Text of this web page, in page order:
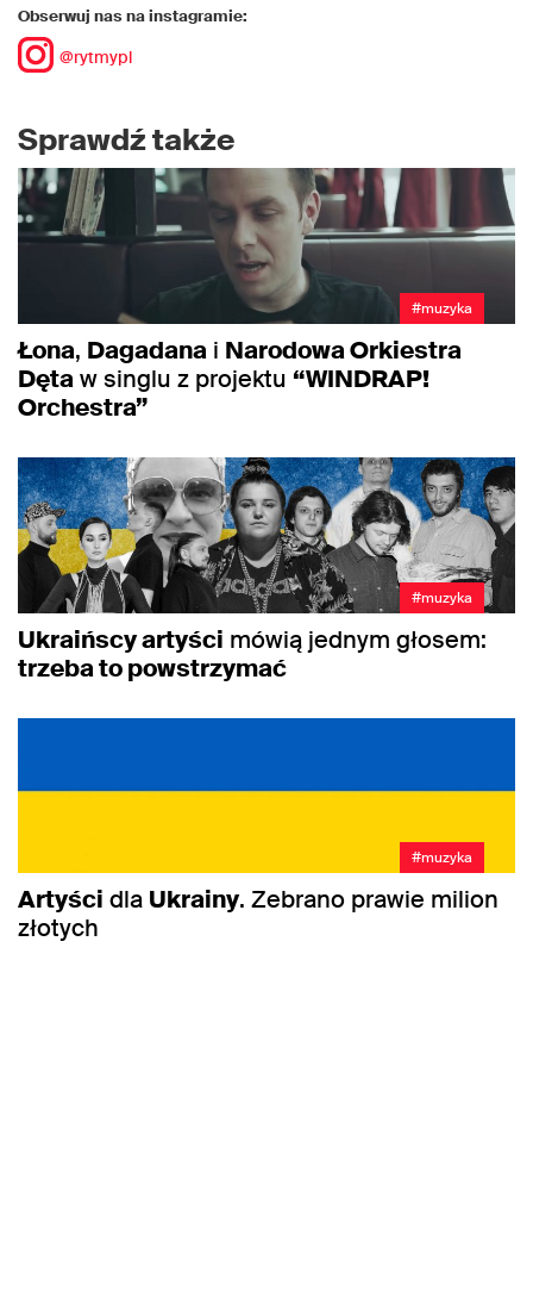
Obserwuj nas na instagramie:
@rytmypl
Sprawdź także
#muzyka
Łona, Dagadana i Narodowa Orkiestra
Dętaw singlu z projektu “WINDRAP!
Orchestra”
#muzyka
Ukraińscy artyści mówią jednym głosem:
trzeba to powstrzymać
#muzyka
Artyści dla Ukrainy. Zebrano prawie milion
złotych